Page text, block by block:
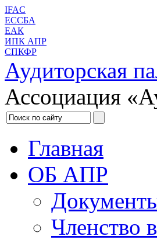
IFAC
ЕССБА
ЕАК
ИПК АПР
СПКФР
Аудиторская
Ассоциация
Главная
ОБ АПР
Членство